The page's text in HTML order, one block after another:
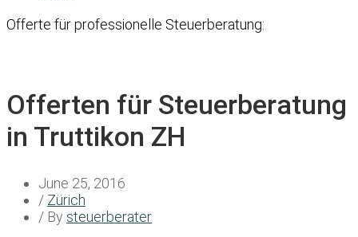
Offerte für professionelle Steuerberatung:
Offerten für Steuerberatung
in Truttikon ZH
June 25, 2016
/ Zürich
/ By steuerberater